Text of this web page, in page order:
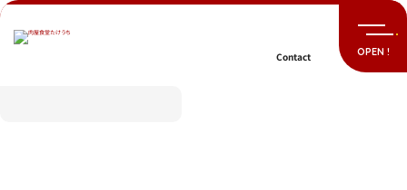
to
content
Contact